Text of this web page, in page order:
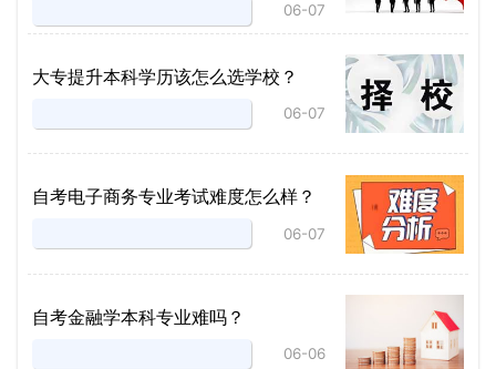
06-07
大专提升本科学历该怎么选学校？
06-07
自考电子商务专业考试难度怎么样？
06-07
自考金融学本科专业难吗？
06-06